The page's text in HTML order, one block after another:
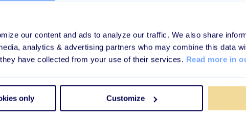
our content and ads to analyze our traffic. We also share
analytics & advertising partners who may combine this data
have collected from your use of their services. Read more in
only Customize
🗓️ Webinars